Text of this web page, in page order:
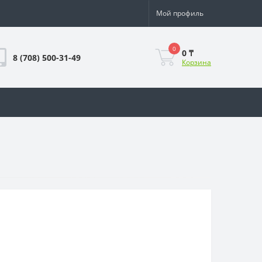
Мой профиль
8 (708) 500-31-49
0 0 ₸
Корзина